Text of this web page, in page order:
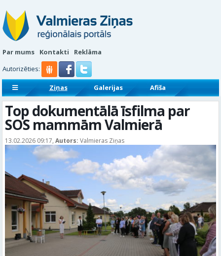
Par mums Kontakti
Reklāma
Autorizēties:
Ziņas Galerijas
Afiša
Sludinājumi
Reklāmraksti
Top dokumentālā īsfilma par
SOS mammām Valmierā
13.02.2026 09:17, Autors: Valmieras Ziņas